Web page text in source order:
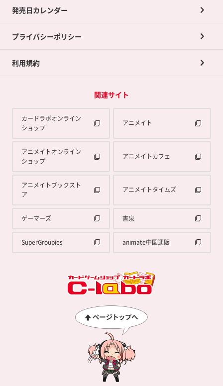
買取承諾書について
ポイント交換景品
発売日カレンダー
プライバシーポリシー
利用規約
関連サイト
カードラボオンライン
ショップ
アニメイト
アニメイトオンライン
ショップ
アニメイトカフェ
アニメイトブックスト
ア
アニメイトタイムズ
ゲーマーズ 書泉
SuperGroupies animate中国通販